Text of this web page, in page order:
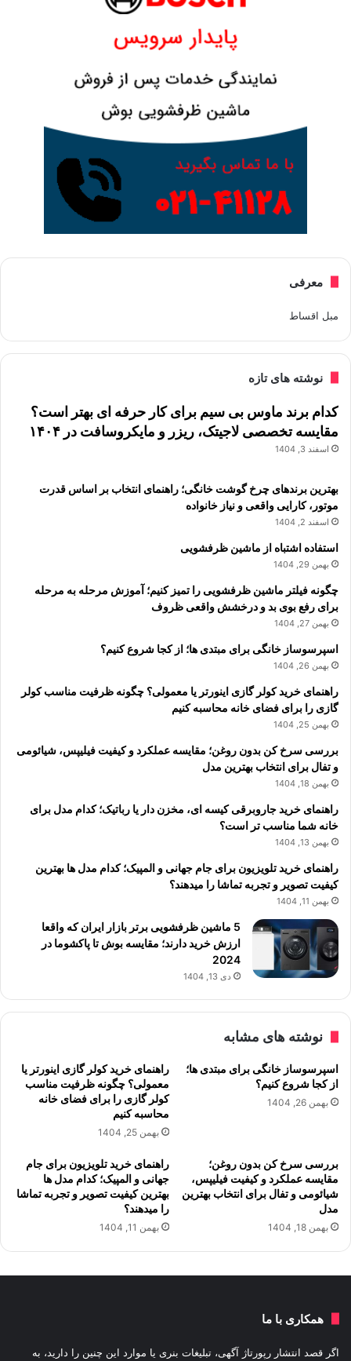
معرفی
مبل اقساط
نوشته های تازه
کدام برند ماوس بی سیم برای کار حرفه ای بهتر است؟
مقایسه تخصصی لاجیتک، ریزر و مایکروسافت در ۱۴۰۴
اسفند 3, 1404
بهترین برندهای چرخ گوشت خانگی؛ راهنمای انتخاب بر اساس قدرت
موتور، کارایی واقعی و نیاز خانواده
اسفند 2, 1404
استفاده اشتباه از ماشین ظرفشویی
بهمن 29, 1404
چگونه فیلتر ماشین ظرفشویی را تمیز کنیم؛ آموزش مرحله به مرحله
برای رفع بوی بد و درخشش واقعی ظروف
بهمن 27, 1404
اسپرسوساز خانگی برای مبتدی ها؛ از کجا شروع کنیم؟
بهمن 26, 1404
راهنمای خرید کولر گازی اینورتر یا معمولی؟ چگونه ظرفیت مناسب کولر
گازی را برای فضای خانه محاسبه کنیم
بهمن 25, 1404
بررسی سرخ کن بدون روغن؛ مقایسه عملکرد و کیفیت فیلیپس، شیائومی
و تفال برای انتخاب بهترین مدل
بهمن 18, 1404
راهنمای خرید جاروبرقی کیسه ای، مخزن دار یا رباتیک؛ کدام مدل برای
خانه شما مناسب تر است؟
بهمن 13, 1404
راهنمای خرید تلویزیون برای جام جهانی و المپیک؛ کدام مدل ها بهترین
کیفیت تصویر و تجربه تماشا را میدهند؟
بهمن 11, 1404
5 ماشین ظرفشویی برتر بازار ایران که واقعا
ارزش خرید دارند؛ مقایسه بوش تا پاکشوما در
2024
دی 13, 1404
نوشته های مشابه
اسپرسوساز خانگی برای مبتدی ها؛
از کجا شروع کنیم؟
بهمن 26, 1404
راهنمای خرید کولر گازی اینورتر یا
معمولی؟ چگونه ظرفیت مناسب
کولر گازی را برای فضای خانه
محاسبه کنیم
بهمن 25, 1404
بررسی سرخ کن بدون روغن؛
مقایسه عملکرد و کیفیت فیلیپس،
شیائومی و تفال برای انتخاب بهترین
مدل
بهمن 18, 1404
راهنمای خرید تلویزیون برای جام
جهانی و المپیک؛ کدام مدل ها
بهترین کیفیت تصویر و تجربه تماشا
را میدهند؟
بهمن 11, 1404
همکاری با ما
اگر قصد انتشار رپورتاژ آگهی، تبلیغات بنری یا موارد این چنین را دارید، به